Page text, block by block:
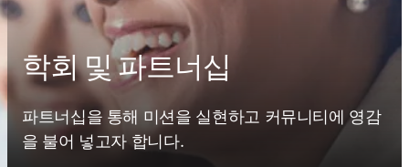
학회 및 파트너십
파트너십을 통해 미션을 실현하고 커뮤니티에 영감
을 불어 넣고자 합니다.